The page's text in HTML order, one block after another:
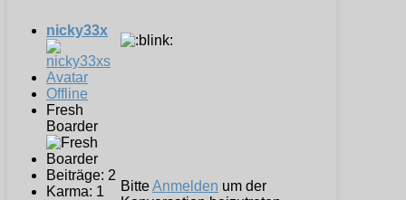
nicky33x
Offline
Fresh
Boarder
Beiträge: 2
Karma: 1
BitteAnmelden um der